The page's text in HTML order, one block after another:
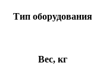
Тип оборудования
Вес, кг